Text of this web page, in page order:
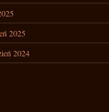
2025
2024